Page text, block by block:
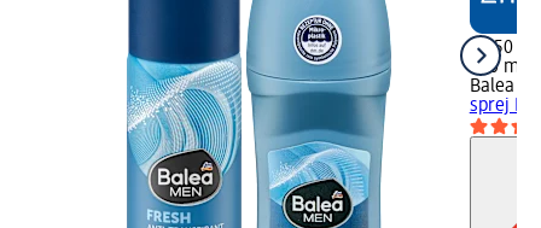
32,50 Kč
200 ml
Balea
sprej